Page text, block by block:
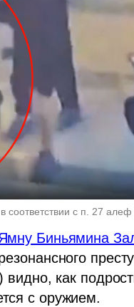
соответствии с п. 27
Биньямина
как
с оружием.